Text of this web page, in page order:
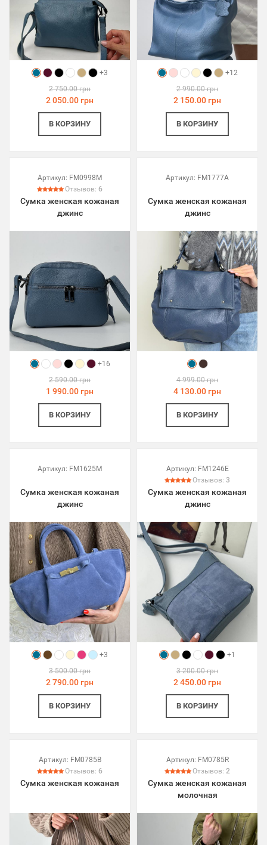
+3
2 750.00 грн
2 050.00 грн
В КОРЗИНУ
+12
2 990.00 грн
2 150.00 грн
В КОРЗИНУ
Артикул: FM0998M
Отзывов: 6
Сумка женская кожаная
джинс
+16
2 590.00 грн
1 990.00 грн
В КОРЗИНУ
Артикул: FM1777A
Сумка женская кожаная
джинс
4 999.00 грн
4 130.00 грн
В КОРЗИНУ
Артикул: FM1625M
Сумка женская кожаная
джинс
+3
3 500.00 грн
2 790.00 грн
В КОРЗИНУ
Артикул: FM1246E
Отзывов: 3
Сумка женская кожаная
джинс
+1
3 200.00 грн
2 450.00 грн
В КОРЗИНУ
Артикул: FM0785B
Отзывов: 6
Сумка женская кожаная
Артикул: FM0785R
Отзывов: 2
Сумка женская кожаная
молочная